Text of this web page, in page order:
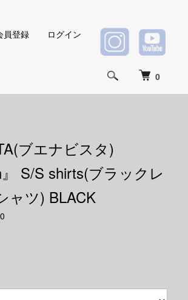
0
員登録 ログイン
ブエナビスタ)
S/S shirts(ブラックレ
ャツ) BLACK